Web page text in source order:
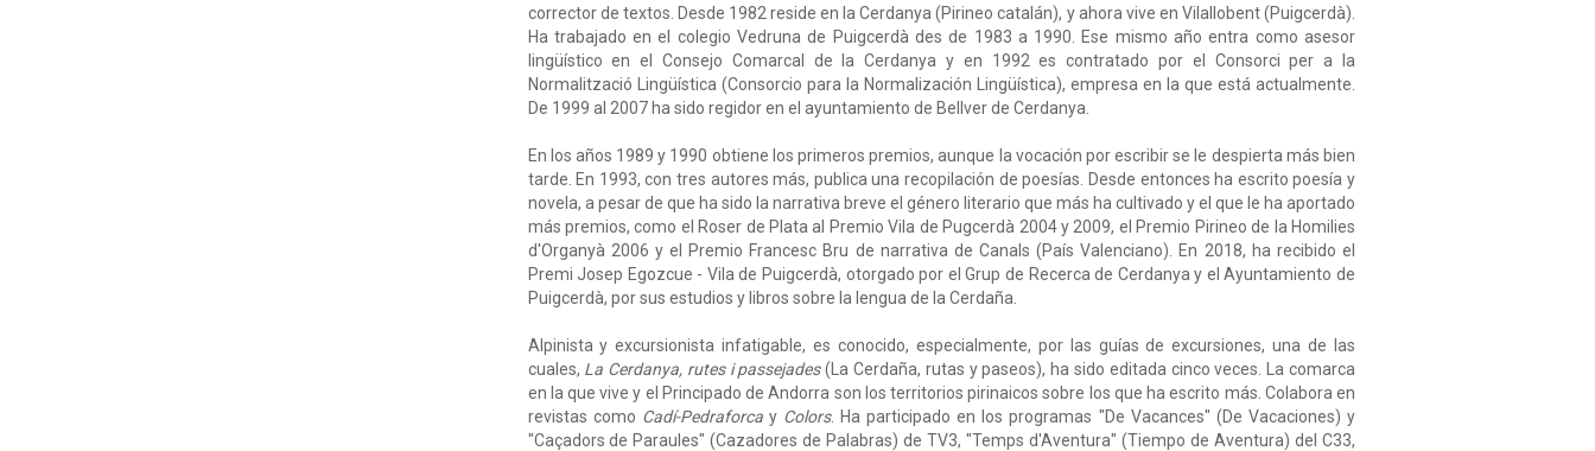
corrector de textos. Desde 1982 reside en la Cerdanya (Pirineo catalán), y ahora vive en Vilallobent (Puigcerdà).
Ha trabajado en el colegio Vedruna de Puigcerdà des de 1983 a 1990. Ese mismo año entra como asesor
lingüístico en el Consejo Comarcal de la Cerdanya y en 1992 es contratado por el Consorci per a la
Normalització Lingüística (Consorcio para la Normalización Lingüística), empresa en la que está actualmente.
De 1999 al 2007 ha sido regidor en el ayuntamiento de Bellver de Cerdanya.
En los años 1989 y 1990 obtiene los primeros premios, aunque la vocación por escribir se le despierta más bien
tarde. En 1993, con tres autores más, publica una recopilación de poesías. Desde entonces ha escrito poesía y
novela, a pesar de que ha sido la narrativa breve el género literario que más ha cultivado y el que le ha aportado
más premios, como el Roser de Plata al Premio Vila de Pugcerdà 2004 y 2009, el Premio Pirineo de la Homilies
d'Organyà 2006 y el Premio Francesc Bru de narrativa de Canals (País Valenciano). En 2018, ha recibido el
Premi Josep Egozcue - Vila de Puigcerdà, otorgado por el Grup de Recerca de Cerdanya y el Ayuntamiento de
Puigcerdà, por sus estudios y libros sobre la lengua de la Cerdaña.
Alpinista y excursionista infatigable, es conocido, especialmente, por las guías de excursiones, una de las
cuales, La Cerdanya, rutes i passejades(La Cerdaña, rutas y paseos), ha sido editada cinco veces. La comarca
en la que vive y el Principado de Andorra son los territorios pirinaicos sobre los que ha escrito más. Colabora en
revistas como Cadí-Pedraforcay Colors. Ha participado en los programas "De Vacances" (De Vacaciones) y
"Caçadors de Paraules" (Cazadores de Palabras) de TV3, "Temps d'Aventura" (Tiempo de Aventura) del C33,